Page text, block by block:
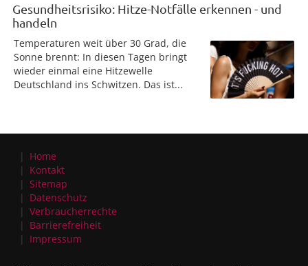
Gesundheitsrisiko: Hitze-Notfälle erkennen - und
handeln
Temperaturen weit über 30 Grad, die
Sonne brennt: In diesen Tagen bringt
wieder einmal eine Hitzewelle
Deutschland ins Schwitzen. Das ist...
Home
Kontakt
Sitemap
Datenschutz
Verbraucherrechte
Barrierefreiheit
Impressum